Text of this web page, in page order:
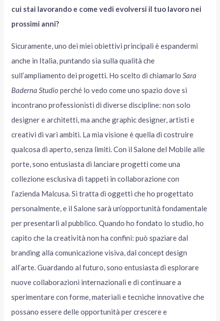
cui stai lavorando e come vedi evolversi il tuo lavoro nei
prossimi anni?
Sicuramente, uno dei miei obiettivi principali è espandermi
anche in Italia, puntando sia sulla qualità che
sull’ampliamento dei progetti. Ho scelto di chiamarloSara
Baderna Studio perché lo vedo come uno spazio dove si
incontrano professionisti di diverse discipline: non solo
designer e architetti, ma anche graphic designer, artisti e
creativi di vari ambiti. La mia visione è quella di costruire
qualcosa di aperto, senza limiti. Con il Salone del Mobile alle
porte, sono entusiasta di lanciare progetti come una
collezione esclusiva di tappeti in collaborazione con
l’azienda Malcusa. Si tratta di oggetti che ho progettato
personalmente, e il Salone sarà un’opportunità fondamentale
per presentarli al pubblico. Quando ho fondato lo studio, ho
capito che la creatività non ha confini: può spaziare dal
branding alla comunicazione visiva, dal concept design
all’arte. Guardando al futuro, sono entusiasta di esplorare
nuove collaborazioni internazionali e di continuare a
sperimentare con forme, materiali e tecniche innovative che
possano essere delle opportunità per crescere e